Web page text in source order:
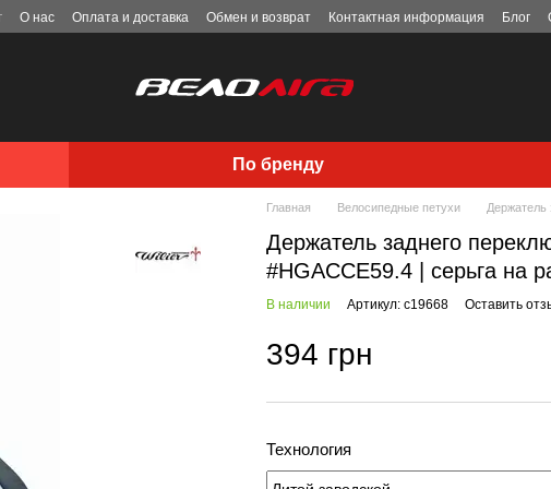
О нас Оплата и доставка Обмен и возврат Контактная информация Блог
По бренду
Главная Велосипедные петухи Держатель
Держатель заднего
#HGACCE59.4 | серьга на
В наличии Артикул: c19668 Оставить
394 грн
Технология